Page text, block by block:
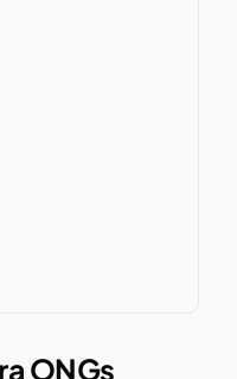
ONGs